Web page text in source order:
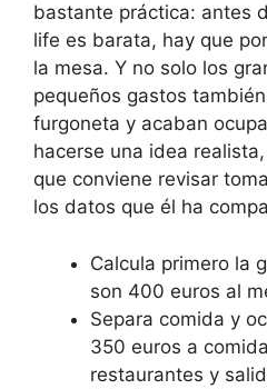
bastante práctica: antes
life es barata, hay que
la mesa. Y no solo los
pequeños gastos
furgoneta y acaban
hacerse una idea
que conviene revisar
los datos que él ha
Calcula primero la
son 400 euros al
Separa comida y
350 euros a
restaurantes y